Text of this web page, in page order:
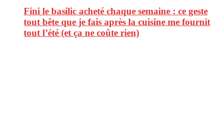
Fini le basilic acheté chaque semaine : ce geste
tout bête que je fais après la cuisine me fournit
tout l’été (et ça ne coûte rien)